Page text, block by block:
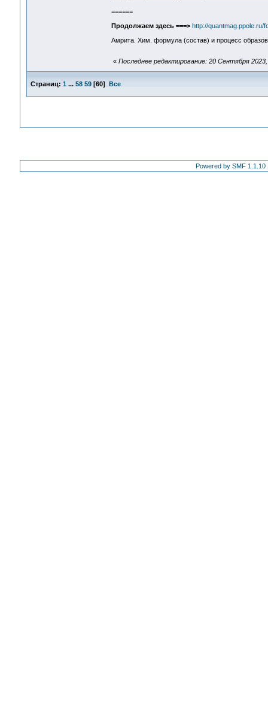
======
Продолжаем здесь ===> http://quantmag.ppole.ru/
Амрита. Хим. формула (состав) и процесс
« Последнее редактирование: 20 Сентября
Страниц: 1 ... 58 59[60] Все
Powered by SMF 1.1.10